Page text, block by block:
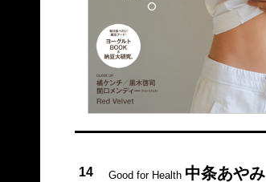
14 Good for Health 中条あやみ